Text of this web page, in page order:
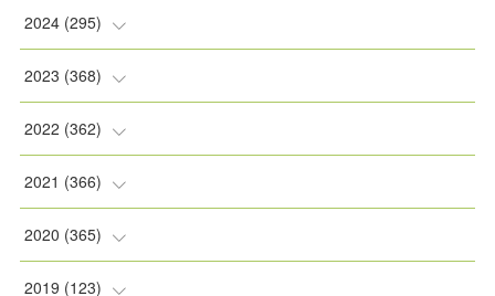
(2)
(2)
(5)
(8)
(5)
(9)
(1)
2024 (295)
(8)
(11)
(11)
(22)
31)
2023 (368)
(31)
(30)
(31)
( 30)
2022 (362)
(30)
(30)
(30)
2021 (366)
(31)
(30)
2020 (365)
(31)
2019 (123)